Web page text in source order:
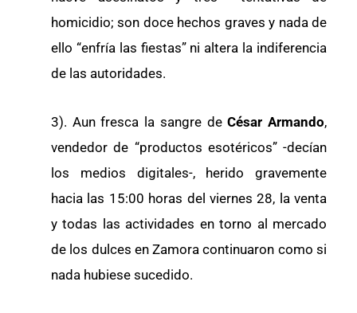
homicidio; son doce hechos graves y nada de
ello “enfría las fiestas” ni altera la indiferencia
de las autoridades.
3). Aun fresca la sangre deCésar Armando,
vendedor de “productos esotéricos” -decían
los medios digitales-, herido gravemente
hacia las 15:00 horas del viernes 28, la venta
y todas las actividades en torno al mercado
de los dulces en Zamora continuaron como si
nada hubiese sucedido.